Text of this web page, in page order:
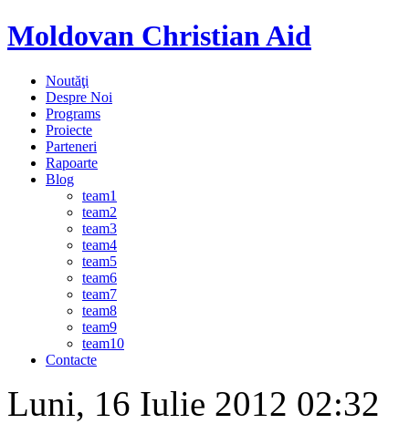
Moldovan Christian Aid
Noutăţi
Despre Noi
Programs
Proiecte
Parteneri
Rapoarte
Blog
team1
team2
team3
team4
team5
team6
team7
team8
team9
team10
Contacte
Luni, 16 Iulie 2012 02:32